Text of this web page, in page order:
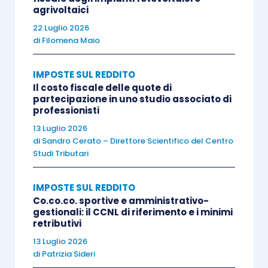
potenziale o indiretta), in quanto è configurabile
come costo anche ciò che non reca alcun vantaggio
economico e non assumendo rilevanza la congruità
carattere qualitativo e non quantitativo
Nonostante, però, la Cassazione, sin dalla
sentenza n. 450/2018, abbia ritenuto che
l’inerenza deve essere intesa alla sola stregua
di un giudizio meramente qualitativo
relazione solo funzionale tra ilcosto sostenuto e
l’attività d’impresa, con esclusione di ogni
scrutinio utilitaristico – quantitativo, anche di
recente (ordinanza n. 12511/2024) ha ritenuto
assumere rilievo
ed antieconomicità della spesa, inteso come
agrivoltaici
22 Luglio 2026
di Filomena Maio
IMPOSTE SUL REDDITO
Il costo fiscale delle quote di
partecipazione in uno studio associato di
professionisti
13 Luglio 2026
di Sandro Cerato – Direttore Scientifico del Centro
Studi Tributari
IMPOSTE SUL REDDITO
Co.co.co. sportive e amministrativo-
gestionali: il CCNL di riferimento e i minimi
retributivi
13 Luglio 2026
di Patrizia Sideri